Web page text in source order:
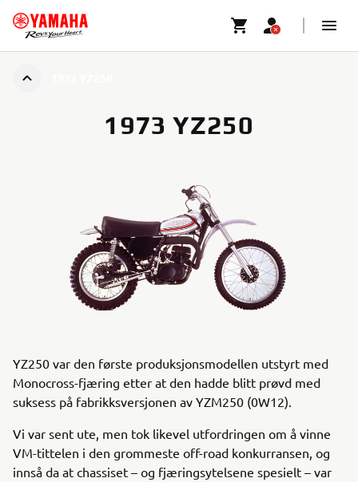
1973 YZ250
YZ250 var den første produksjonsmodellen utstyrt med
Monocross-fjæring etter at den hadde blitt prøvd med
suksess på fabrikksversjonen av YZM250 (0W12).
Vi var sent ute, men tok likevel utfordringen om å vinne
VM-tittelen i den grommeste off-road konkurransen, og
innså da at chassiset – og fjæringsytelsene spesielt – var